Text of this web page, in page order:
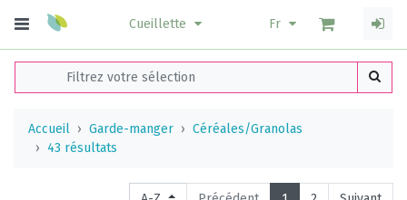
Cueillette Fr
Accueil Garde-manger
Céréales/Granolas
43 résultats